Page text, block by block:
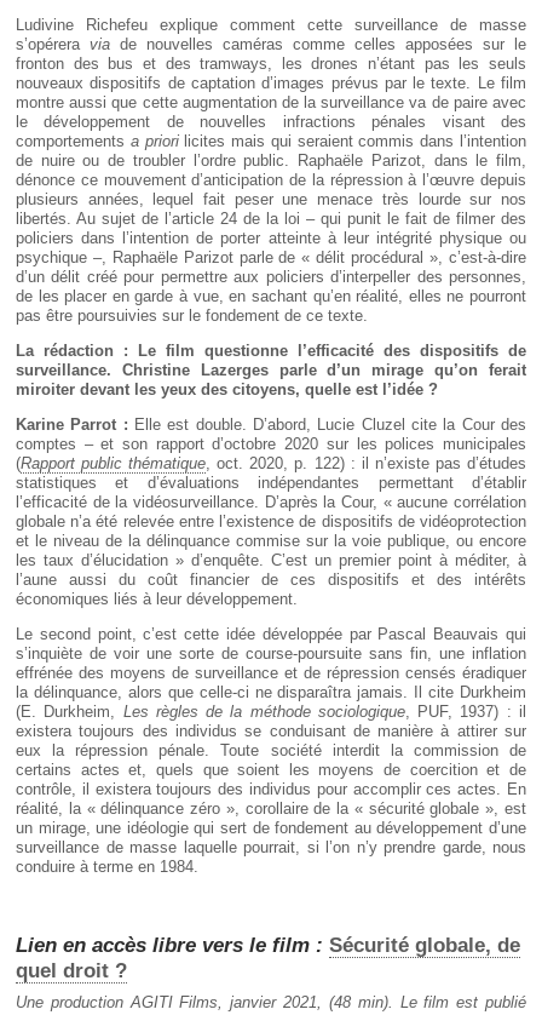
Ludivine Richefeu explique comment cette surveillance de masse
s’opérera via de nouvelles caméras comme celles apposées sur le
fronton des bus et des tramways, les drones n’étant pas les seuls
nouveaux dispositifs de captation d’images prévus par le texte. Le film
montre aussi que cette augmentation de la surveillance va de paire avec
le développement de nouvelles infractions pénales visant des
comportements a priorilicites mais qui seraient commis dans l’intention
de nuire ou de troubler l’ordre public. Raphaële Parizot, dans le film,
dénonce ce mouvement d’anticipation de la répression à l’œuvre depuis
plusieurs années, lequel fait peser une menace très lourde sur nos
libertés. Au sujet de l’article 24 de la loi – qui punit le fait de filmer des
policiers dans l’intention de porter atteinte à leur intégrité physique ou
psychique –, Raphaële Parizot parle de « délit procédural », c’est-à-dire
d’un délit créé pour permettre aux policiers d’interpeller des personnes,
de les placer en garde à vue, en sachant qu’en réalité, elles ne pourront
pas être poursuivies sur le fondement de ce texte.
La rédaction : Le film questionne l’efficacité des dispositifs de
surveillance. Christine Lazerges parle d’un mirage qu’on ferait
miroiter devant les yeux des citoyens, quelle est l’idée ?
Karine Parrot : Elle est double. D’abord, Lucie Cluzel cite la Cour des
comptes – et son rapport d’octobre 2020 sur les polices municipales
(Rapport public thématique , oct. 2020, p. 122) : il n’existe pas d’études
statistiques et d’évaluations indépendantes permettant d’établir
l’efficacité de la vidéosurveillance. D’après la Cour, « aucune corrélation
globale n’a été relevée entre l’existence de dispositifs de vidéoprotection
et le niveau de la délinquance commise sur la voie publique, ou encore
les taux d’élucidation » d’enquête. C’est un premier point à méditer, à
l’aune aussi du coût financier de ces dispositifs et des intérêts
économiques liés à leur développement.
Le second point, c’est cette idée développée par Pascal Beauvais qui
s’inquiète de voir une sorte de course-poursuite sans fin, une inflation
effrénée des moyens de surveillance et de répression censés éradiquer
la délinquance, alors que celle-ci ne disparaîtra jamais. Il cite Durkheim
(E. Durkheim, Les règles de la méthode sociologique, PUF, 1937) : il
existera toujours des individus se conduisant de manière à attirer sur
eux la répression pénale. Toute société interdit la commission de
certains actes et, quels que soient les moyens de coercition et de
contrôle, il existera toujours des individus pour accomplir ces actes. En
réalité, la « délinquance zéro », corollaire de la « sécurité globale », est
un mirage, une idéologie qui sert de fondement au développement d’une
surveillance de masse laquelle pourrait, si l’on n’y prendre garde, nous
conduire à terme en 1984.
Lien en accès libre vers le film : Sécurité globale, de
quel droit ?
Une production AGITI Films, janvier 2021, (48 min). Le film est publié